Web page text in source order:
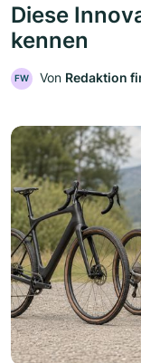
Diese
kennen
FW Von Redaktion